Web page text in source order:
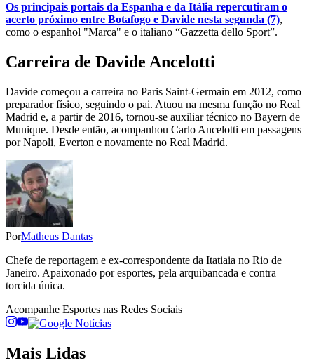
Os principais portais da Espanha e da Itália repercutiram o
acerto próximo entre Botafogo e Davide nesta segunda (7),
como o espanhol "Marca" e o italiano “Gazzetta dello Sport”.
Carreira de Davide Ancelotti
Davide começou a carreira no Paris Saint-Germain em 2012, como
preparador físico, seguindo o pai. Atuou na mesma função no Real
Madrid e, a partir de 2016, tornou-se auxiliar técnico no Bayern de
Munique. Desde então, acompanhou Carlo Ancelotti em passagens
por Napoli, Everton e novamente no Real Madrid.
PorMatheus Dantas
Chefe de reportagem e ex-correspondente da Itatiaia no Rio de
Janeiro. Apaixonado por esportes, pela arquibancada e contra
torcida única.
Acompanhe Esportes nas Redes Sociais
Mais Lidas